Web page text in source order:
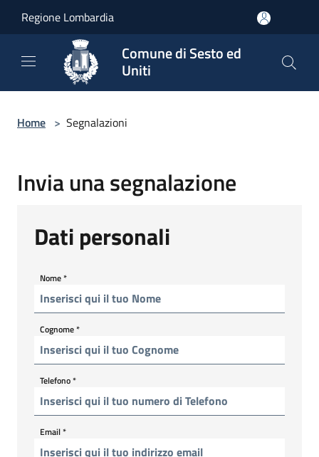
Regione Lombardia
Comune di Sesto ed
Uniti
Home > Segnalazioni
Invia una segnalazione
Dati personali
Nome*
Cognome*
Telefono*
Email*